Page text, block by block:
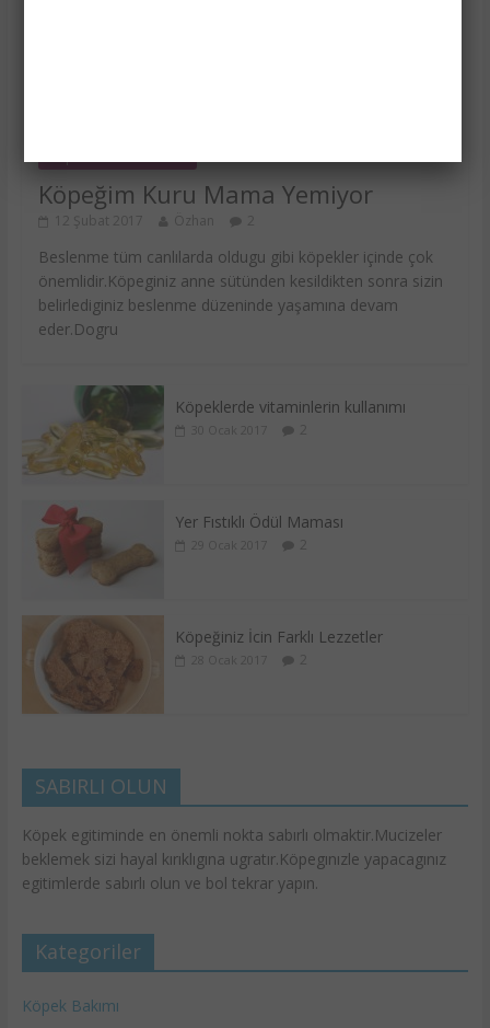
Köpeğim Kuru Mama Yemiyor
12 Şubat 2017 Özhan
Beslenme tüm canlılarda oldugu gibi köpekler içinde çok
önemlidir.Köpeginiz anne sütünden kesildikten sonra sizin
belirlediginiz beslenme düzeninde yaşamına devam
eder.Dogru
Köpeklerde vitaminlerin kullanımı
Yer Fıstıklı Ödül Maması
Köpeğiniz İcin Farklı Lezzetler
SABIRLI OLUN
Köpek egitiminde en önemli nokta sabırlı olmaktir.Mucizeler
beklemek sizi hayal kırıklıgına ugratır.Köpegınızle yapacagınız
egitimlerde sabırlı olun ve bol tekrar yapın.
Kategoriler
Köpek Bakımı